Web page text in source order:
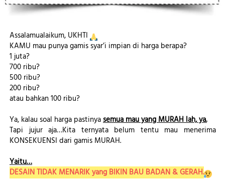
Assalamualaikum, UKHTI
KAMU mau punya gamis syar’i impian di harga berapa?
1 juta?
700 ribu?
500 ribu?
200 ribu?
atau bahkan 100 ribu?
Ya, kalau soal harga pastinyasemua mau yang MURAH lah, ya.
Tapi jujur aja…Kita ternyata belum tentu mau menerima
KONSEKUENSI dari gamis MURAH.
Yaitu…
DESAIN TIDAK MENARIK yang BIKIN BAU BADAN & GERAH.